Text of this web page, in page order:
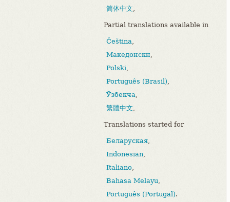
简体中文,
Partial translations available in
Čeština,
Македонски,
Polski,
Português (Brasil),
Ўзбекча,
繁體中文,
Translations started for
Беларуская,
Indonesian,
Italiano,
Bahasa Melayu,
Português (Portugal).